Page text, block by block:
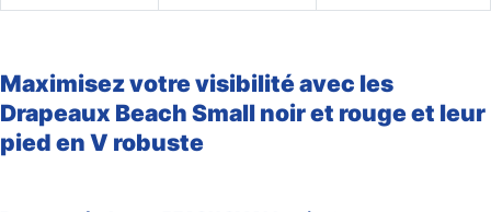
Maximisez votre visibilité avec les
Drapeaux Beach Small noir et rouge et leur
pied en V robuste